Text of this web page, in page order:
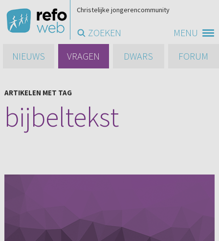
MENU
Christelijke jongerencommunity
ZOEKEN
NIEUWS
VRAGEN DWARS FORUM
ARTIKELEN MET TAG
bijbeltekst